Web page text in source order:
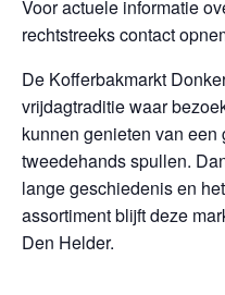
Voor actuele informatie
rechtstreeks contact
De Kofferbakmarkt
vrijdagtraditie waar
kunnen genieten van
tweedehands spullen.
lange geschiedenis en
assortiment blijft deze
Den Helder.